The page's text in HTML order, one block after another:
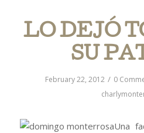
LO DEJÓ
SU
February 22, 2012 / 0
Una